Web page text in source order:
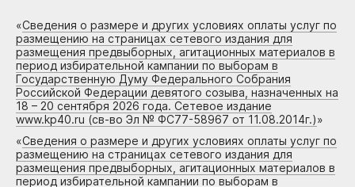
«Сведения о размере и других условиях оплаты услуг по
размещению на страницах сетевого издания для
размещения предвыборных, агитационных материалов в
период избирательной кампании по выборам в
Государственную Думу Федерального Собрания
Российской Федерации девятого созыва, назначенных на
18 – 20 сентября 2026 года. Сетевое издание
www.kp40.ru (св-во Эл № ФС77-58967 от 11.08.2014г.)»
«Сведения о размере и других условиях оплаты услуг по
размещению на страницах сетевого издания для
размещения предвыборных, агитационных материалов в
период избирательной кампании по выборам в